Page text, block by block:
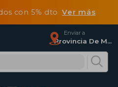
con 5% dtoVer más
Enviar a
Provincia De Madrid